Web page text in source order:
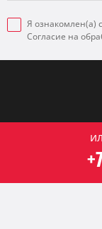
Я ознакомлен(а) с
Согласие на